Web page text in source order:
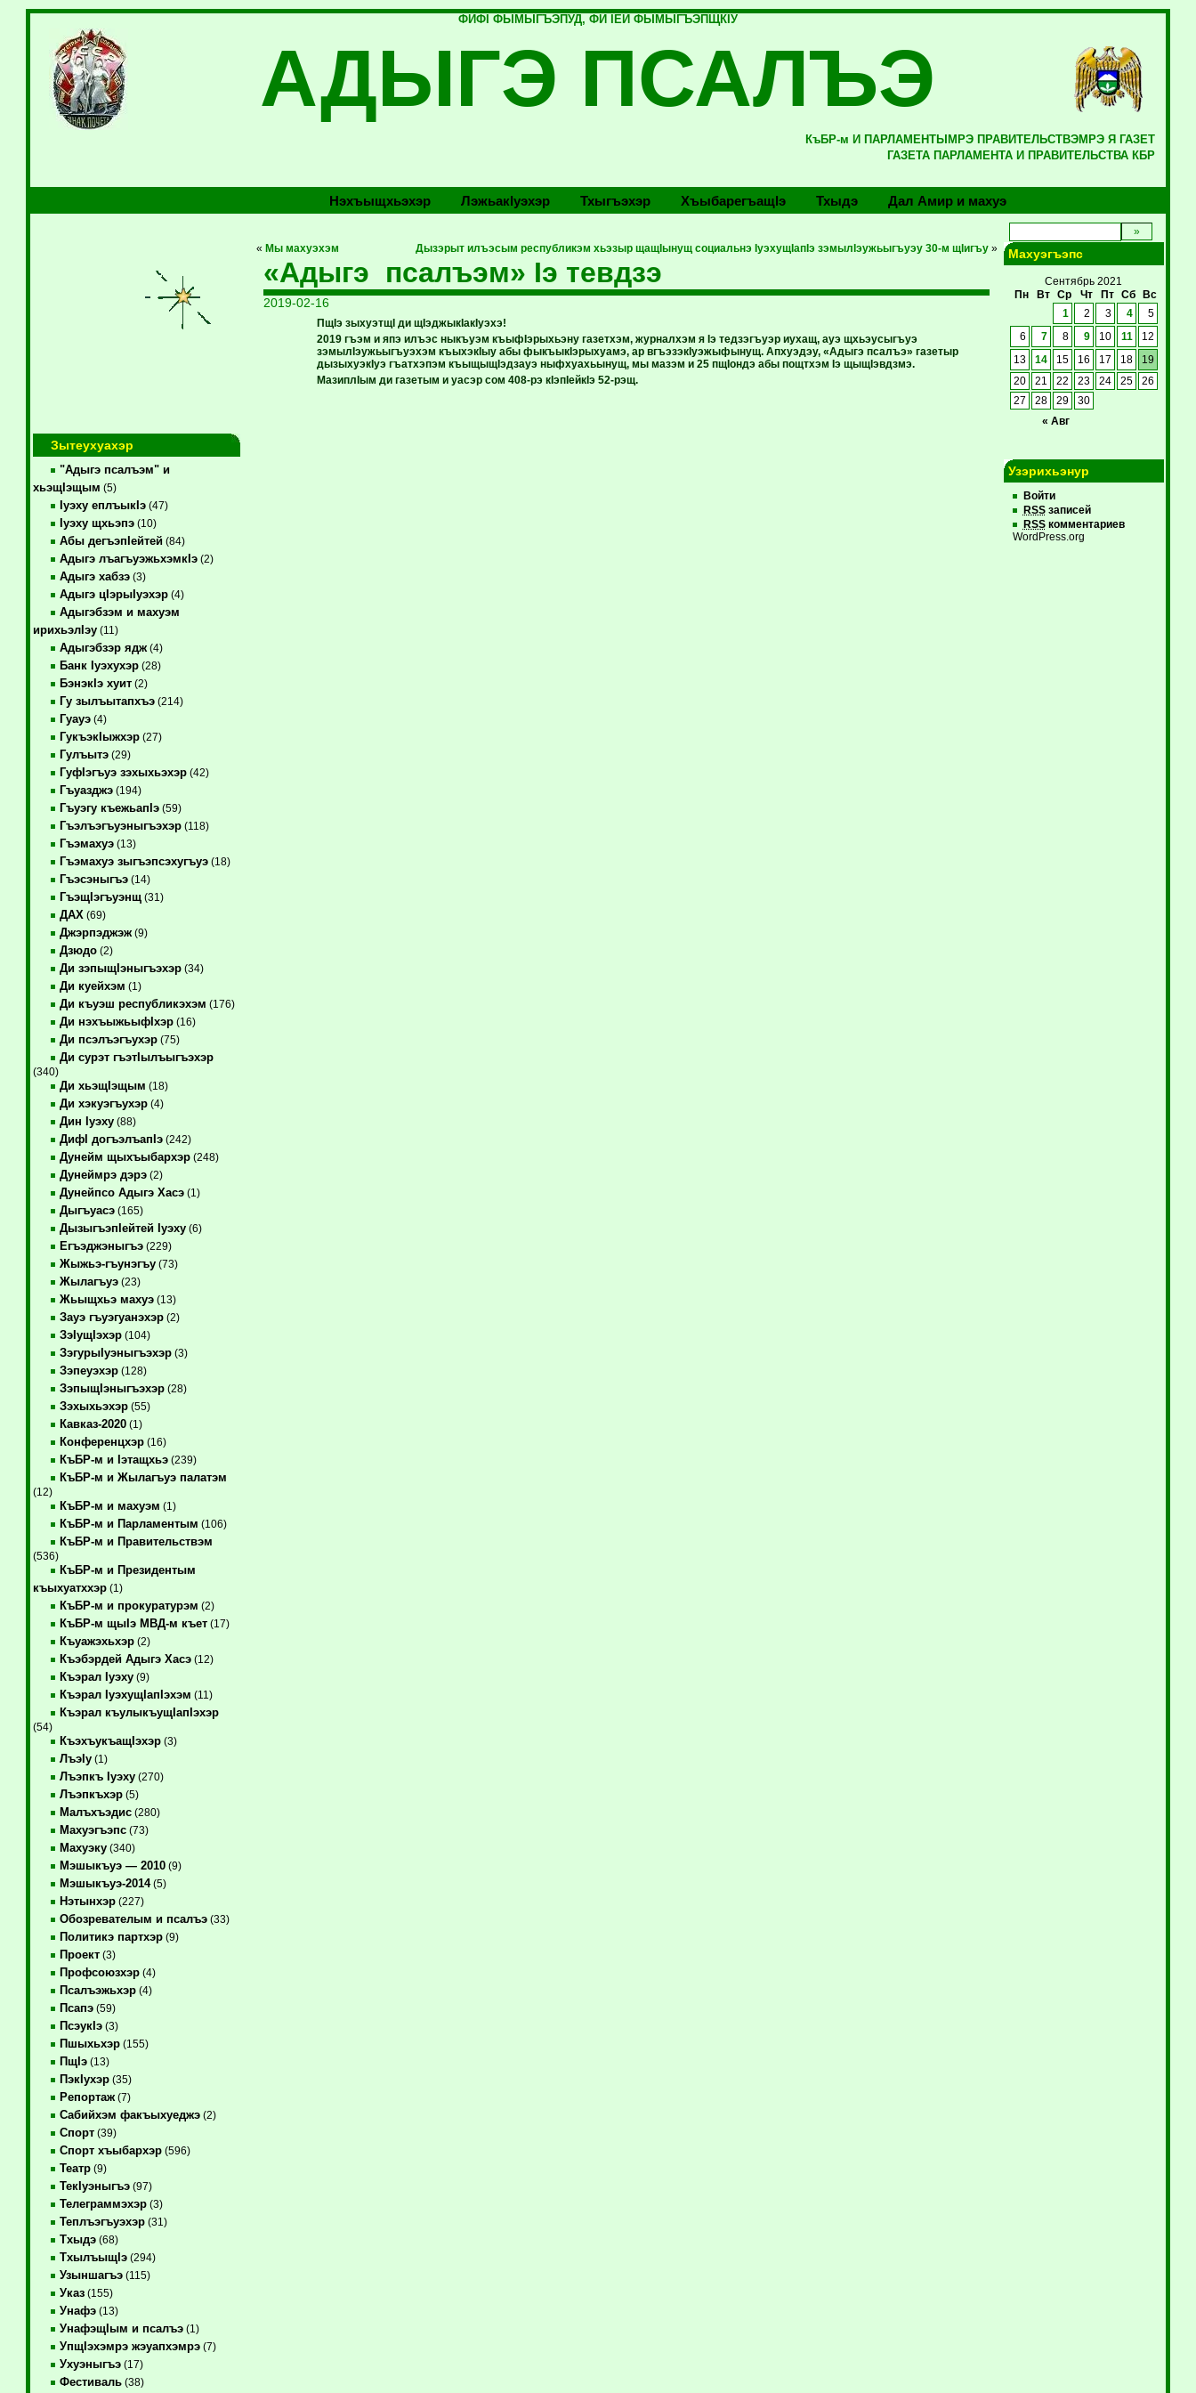
ФИФI ФЫМЫГЪЭПУД, ФИ IЕЙ ФЫМЫГЪЭПЩКIУ
АДЫГЭ ПСАЛЪЭ
КъБР-м И ПАРЛАМЕНТЫМРЭ ПРАВИТЕЛЬСТВЭМРЭ Я ГАЗЕТ
ГАЗЕТА ПАРЛАМЕНТА И ПРАВИТЕЛЬСТВА КБР
Нэхъыщхьэхэр Лэжьакlуэхэр Тхыгъэхэр Хъыбарегъащlэ Тхыдэ Дал Амир и махуэ
Зытеухуахэр
"Адыгэ псалъэм" и
хьэщIэщым (5)
Iуэху еплъыкIэ(47)
Iуэху щхьэпэ(10)
Абы дегъэпIейтей(84)
Адыгэ лъагъуэжьхэмкIэ(2)
Адыгэ хабзэ(3)
Адыгэ цIэрыIуэхэр(4)
Адыгэбзэм и махуэм
ирихьэлIэу(11)
Адыгэбзэр ядж(4)
Банк Iуэхухэр(28)
БэнэкIэ хуит(2)
Гу зылъытапхъэ(214)
Гуауэ(4)
ГукъэкIыжхэр(27)
Гулъытэ(29)
ГуфIэгъуэ зэхыхьэхэр(42)
Гъуазджэ(194)
Гъуэгу къежьапIэ(59)
Гъэлъэгъуэныгъэхэр(118)
Гъэмахуэ(13)
Гъэмахуэ зыгъэпсэхугъуэ(18)
Гъэсэныгъэ(14)
ГъэщIэгъуэнщ(31)
ДАХ (69)
Джэрпэджэж(9)
Дзюдо(2)
Ди зэпыщIэныгъэхэр(34)
Ди куейхэм (1)
Ди къуэш республикэхэм (176)
Ди нэхъыжьыфIхэр(16)
Ди псэлъэгъухэр(75)
Ди сурэт гъэтIылъыгъэхэр
(340)
Ди хьэщIэщым (18)
Ди хэкуэгъухэр(4)
Дин Iуэху(88)
ДифI догъэлъапIэ(242)
Дунейм щыхъыбархэр(248)
Дунеймрэ дэрэ(2)
Дунейпсо Адыгэ Хасэ(1)
Дыгъуасэ(165)
ДызыгъэпIейтей Iуэху(6)
Егъэджэныгъэ(229)
Жыжьэ-гъунэгъу(73)
Жылагъуэ(23)
Жьыщхьэ махуэ(13)
Зауэ гъуэгуанэхэр(2)
ЗэIущIэхэр(104)
ЗэгурыIуэныгъэхэр(3)
Зэпеуэхэр(128)
ЗэпыщIэныгъэхэр(28)
Зэхыхьэхэр(55)
Кавказ-2020(1)
Конференцхэр(16)
КъБР-м и Iэтащхьэ(239)
КъБР-м и Жылагъуэ палатэм
(12)
КъБР-м и махуэм (1)
КъБР-м и Парламентым (106)
КъБР-м и Правительствэм
(536)
КъБР-м и Президентым
къыхуатххэр(1)
КъБР-м и прокуратурэм (2)
КъБР-м щыIэ МВД-м къет(17)
Къуажэхьхэр(2)
Къэбэрдей Адыгэ Хасэ(12)
Къэрал Iуэху(9)
Къэрал IуэхущIапIэхэм (11)
Къэрал къулыкъущIапIэхэр
(54)
КъэхъукъащIэхэр(3)
ЛъэIу(1)
Лъэпкъ Iуэху(270)
Лъэпкъхэр(5)
Малъхъэдис(280)
Махуэгъэпс(73)
Махуэку(340)
Мэшыкъуэ — 2010(9)
Мэшыкъуэ-2014(5)
Нэтынхэр(227)
Обозревателым и псалъэ(33)
Политикэ партхэр(9)
Проект(3)
Профсоюзхэр(4)
Псалъэжьхэр(4)
Псапэ(59)
ПсэукIэ(3)
Пшыхьхэр(155)
ПщIэ(13)
ПэкIухэр(35)
Репортаж(7)
Сабийхэм факъыхуеджэ(2)
Спорт(39)
Спорт хъыбархэр(596)
Театр(9)
ТекIуэныгъэ(97)
Телеграммэхэр(3)
Теплъэгъуэхэр(31)
Тхыдэ(68)
ТхылъыщIэ(294)
Узыншагъэ(115)
Указ(155)
Унафэ(13)
УнафэщIым и псалъэ(1)
УпщIэхэмрэ жэуапхэмрэ(7)
Ухуэныгъэ(17)
Фестиваль(38)
« Мы махуэхэм Дызэрыт илъэсым республикэм хьэзыр щащIынущ социальнэ IуэхущIапIэ зэмылIэужьыгъуэу 30-м щIигъу»
«Адыгэ псалъэм» Iэ тевдзэ
2019-02-16
ПщIэ зыхуэтщI ди щIэджыкIакIуэхэ!
2019 гъэм и япэ илъэс ныкъуэм къыфIэрыхьэну газетхэм, журналхэм я Iэ тедзэгъуэр иухащ, ауэ щхьэусыгъуэ
зэмылIэужьыгъуэхэм къыхэкIыу абы фыкъыкIэрыхуамэ, ар вгъэзэкIуэжыфынущ. Апхуэдэу, «Адыгэ псалъэ» газетыр
дызыхуэкIуэ гъатхэпэм къыщыщIэдзауэ ныфхуахьынущ, мы мазэм и 25 пщIондэ абы пощтхэм Iэ щыщIэвдзмэ.
МазиплIым ди газетым и уасэр сом 408-рэ кIэпIейкIэ 52-рэщ.
Махуэгъэпс
Сентябрь 2021
Пн
Вт Ср Чт Пт Сб Вс
« Авг
1 2 3 4 5
6 7 8 9 10 11 12
13 14 15 16 17 18
19
20
21 22 23 24 25
26
27
28 29 30
Узэрихьэнур
Войти
RSSзаписей
RSSкомментариев
WordPress.org